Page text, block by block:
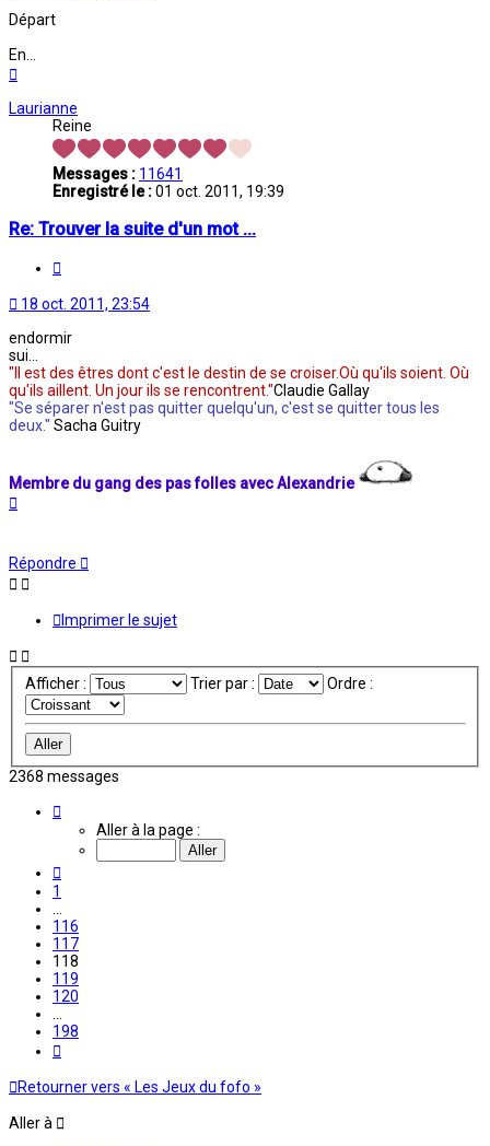
Départ
En...
Laurianne
Reine
Messages : 11641
Enregistré le :01 oct. 2011, 19:39
Re: Trouver la suite d'un mot ...
18 oct. 2011, 23:54
endormir
sui...
"Il est des êtres dont c'est le destin de se croiser.Où qu'ils soient. Où
qu'ils aillent. Un jour ils se rencontrent."Claudie Gallay
"Se séparer n'est pas quitter quelqu'un, c'est se quitter tous les
deux." Sacha Guitry
Membre du gang des pas folles avec Alexandrie
Répondre
Imprimer le sujet
Afficher : Trier par : Ordre :
2368 messages
118
Aller à la page :
1
116
117
118
119
120
198
Retourner vers « Les Jeux du fofo »
Aller à